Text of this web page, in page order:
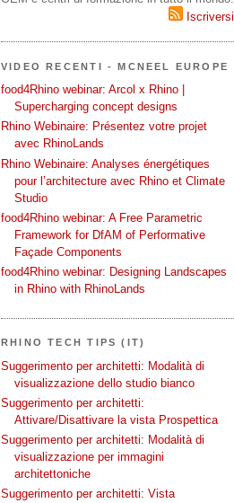
Iscriversi
VIDEO RECENTI - MCNEEL EUROPE
food4Rhino webinar: Arcol x Rhino |
Supercharging concept designs
Rhino Webinaire: Présentez votre projet
avec RhinoLands
Rhino Webinaire: Analyses énergétiques
pour l’architecture avec Rhino et Climate
Studio
food4Rhino webinar: A Free Parametric
Framework for DfAM of Performative
Façade Components
food4Rhino webinar: Designing Landscapes
in Rhino with RhinoLands
RHINO TECH TIPS (IT)
Suggerimento per architetti: Modalità di
visualizzazione dello studio bianco
Suggerimento per architetti:
Attivare/Disattivare la vista Prospettica
Suggerimento per architetti: Modalità di
visualizzazione per immagini
architettoniche
Suggerimento per architetti: Vista